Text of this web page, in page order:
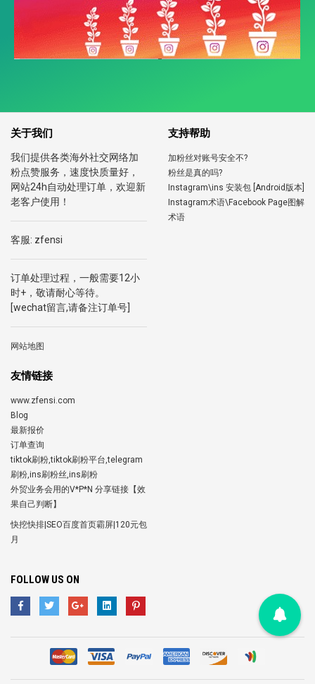
关于我们
我们提供各类海外社交网络加
粉点赞服务，速度快质量好，
网站24h自动处理订单，欢迎新
老客户使用！
客服: zfensi
订单处理过程，一般需要12小
时+，敬请耐心等待。
[wechat留言,请备注订单号]
网站地图
支持帮助
加粉丝对账号安全不?
粉丝是真的吗?
Instagram\ins 安装包 [Android版本]
Instagram术语\Facebook Page图解
术语
友情链接
www.zfensi.com
Blog
最新报价
订单查询
tiktok刷粉,tiktok刷粉平台,telegram
刷粉,ins刷粉丝,ins刷粉
外贸业务会用的V*P*N 分享链接【效
果自己判断】
快挖快排|SEO百度首页霸屏|120元包
月
FOLLOW US ON